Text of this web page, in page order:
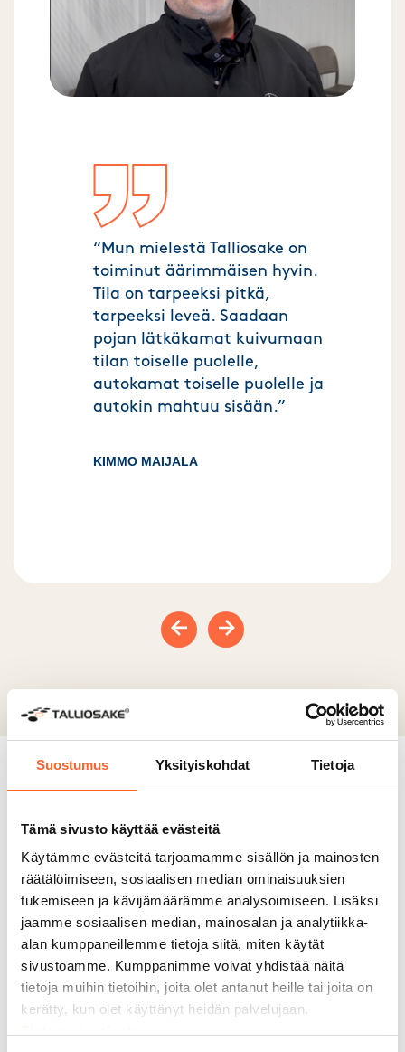
Suostumus Yksityiskohdat Tietoja
Tämä sivusto käyttää evästeitä
Käytämme evästeitä tarjoamamme sisällön ja mainosten
räätälöimiseen, sosiaalisen median ominaisuuksien
tukemiseen ja kävijämäärämme analysoimiseen. Lisäksi
jaamme sosiaalisen median, mainosalan ja analytiikka-
alan kumppaneillemme tietoja siitä, miten käytät
sivustoamme. Kumppanimme voivat yhdistää näitä
tietoja muihin tietoihin, joita olet antanut heille tai joita on
kerätty, kun olet käyttänyt heidän palvelujaan.
“Mun mielestä Talliosake on
toiminut äärimmäisen hyvin.
Tila on tarpeeksi pitkä,
tarpeeksi leveä. Saadaan
pojan lätkäkamat kuivumaan
tilan toiselle puolelle,
autokamat toiselle puolelle ja
autokin mahtuu sisään.”
KIMMO MAIJALA
Previous slide
Next slide
Miksi valitaTalliosake?
6000+ asiakasta
Monikäyttöiset tilamme sopivat
moneen tarkoitukseen. Yli 6 000
asiakastamme on jo muokannut
varaston, työpajan – jopa kuntosalin.